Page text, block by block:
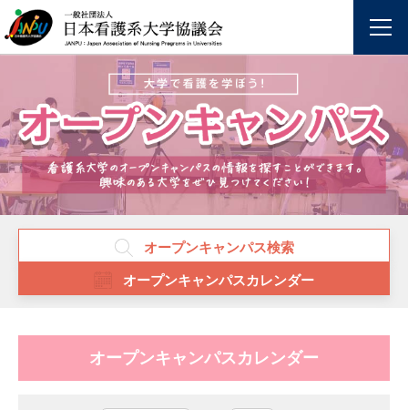
オープンキャンパス検索
オープンキャンパスカレンダー
オープンキャンパスカレンダー